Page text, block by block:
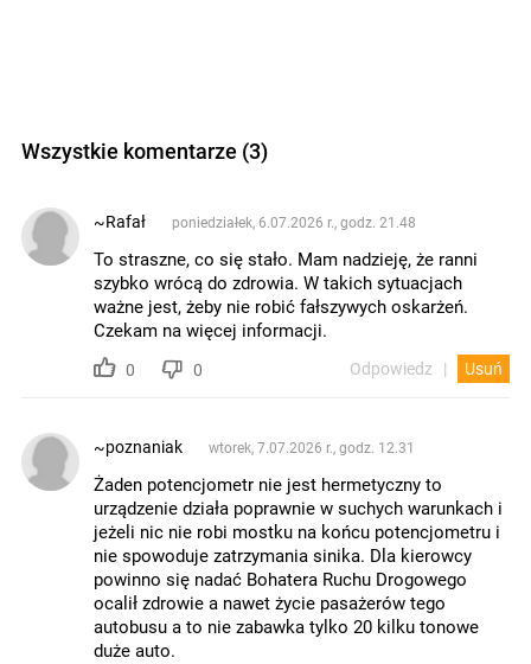
Wszystkie komentarze (3)
~Rafał poniedziałek, 6.07.2026 r., godz. 21.48
To straszne, co się stało. Mam nadzieję, że ranni
szybko wrócą do zdrowia. W takich sytuacjach
ważne jest, żeby nie robić fałszywych oskarżeń.
Czekam na więcej informacji.
0 0 Odpowiedz Usuń
~poznaniak wtorek, 7.07.2026 r., godz. 12.31
Żaden potencjometr nie jest hermetyczny to
urządzenie działa poprawnie w suchych warunkach i
jeżeli nic nie robi mostku na końcu potencjometru i
nie spowoduje zatrzymania sinika. Dla kierowcy
powinno się nadać Bohatera Ruchu Drogowego
ocalił zdrowie a nawet życie pasażerów tego
autobusu a to nie zabawka tylko 20 kilku tonowe
duże auto.